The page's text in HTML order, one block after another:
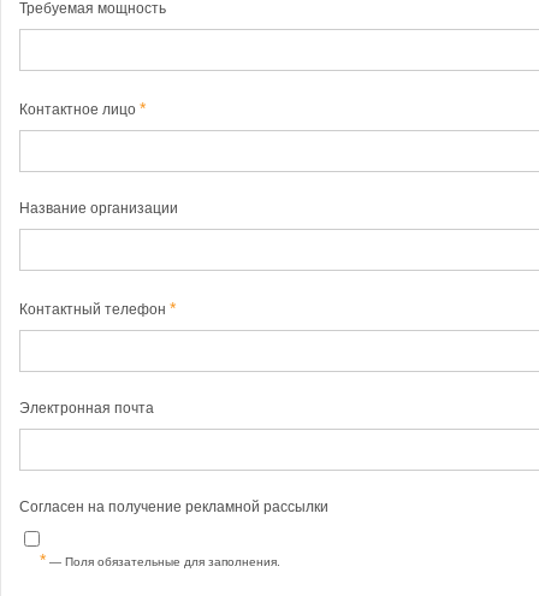
Требуемая мощность
Контактное лицо
Название организации
Контактный телефон
Электронная почта
Согласен на получение рекламной рассылки
— Поля обязательные для заполнения.